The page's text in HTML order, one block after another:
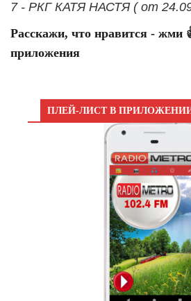
7 - РКГ КАТЯ НАСТЯ ( от
Расскажи, что нравится - жми
приложения
ПЛЕЙ-ЛИСТ В ПРИЛОЖЕНИИ